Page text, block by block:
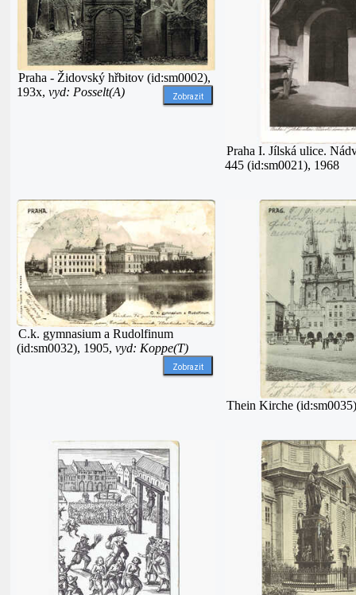
Praha - Židovský hřbitov (id:sm0002),
193x, vyd: Posselt(A) Zobrazit
Praha I. Jílská ulice.
445 (id:sm0021), 1968
C.k. gymnasium a Rudolfinum
(id:sm0032), 1905, vyd: Koppe(T)
Zobrazit
Thein Kirche